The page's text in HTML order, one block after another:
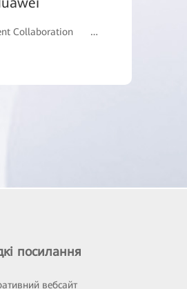
Collaboration # Education
посилання
вебсайт